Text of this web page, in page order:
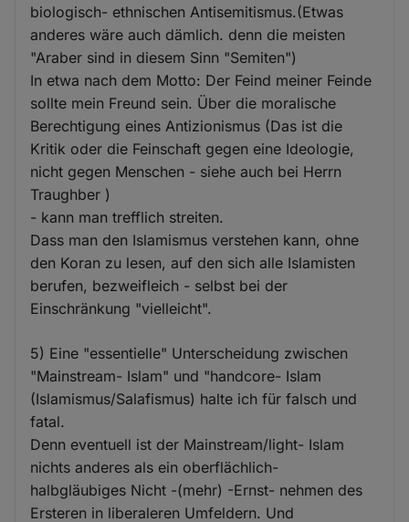
biologisch- ethnischen Antisemitismus.(Etwas
anderes wäre auch dämlich. denn die meisten
"Araber sind in diesem Sinn "Semiten")
In etwa nach dem Motto: Der Feind meiner Feinde
sollte mein Freund sein. Über die moralische
Berechtigung eines Antizionismus (Das ist die
Kritik oder die Feinschaft gegen eine Ideologie,
nicht gegen Menschen - siehe auch bei Herrn
Traughber )
- kann man trefflich streiten.
Dass man den Islamismus verstehen kann, ohne
den Koran zu lesen, auf den sich alle Islamisten
berufen, bezweifleich - selbst bei der
Einschränkung "vielleicht".
5) Eine "essentielle" Unterscheidung zwischen
"Mainstream- Islam" und "handcore- Islam
(Islamismus/Salafismus) halte ich für falsch und
fatal.
Denn eventuell ist der Mainstream/light- Islam
nichts anderes als ein oberflächlich-
halbgläubiges Nicht -(mehr) -Ernst- nehmen des
Ersteren in liberaleren Umfeldern. Und